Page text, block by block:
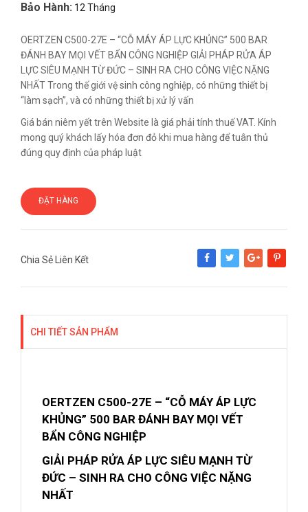
Bảo Hành: 12 Tháng
OERTZEN C500-27E – “CỖ MÁY ÁP LỰC KHỦNG” 500 BAR
ĐÁNH BAY MỌI VẾT BẨN CÔNG NGHIỆP GIẢI PHÁP RỬA ÁP
LỰC SIÊU MẠNH TỪ ĐỨC – SINH RA CHO CÔNG VIỆC NẶNG
NHẤT Trong thế giới vệ sinh công nghiệp, có những thiết bị
“làm sạch”, và có những thiết bị xử lý vấn
Giá bán niêm yết trên Website là giá phải tính thuế VAT. Kính
mong quý khách lấy hóa đơn đỏ khi mua hàng để tuân thủ
đúng quy định của pháp luật
ĐẶT HÀNG
Chia Sẻ Liên Kết
Share Tweet Google+Pinterest
CHI TIẾT SẢN PHẨM
OERTZEN C500-27E – “CỖ MÁY ÁP LỰC
KHỦNG” 500 BAR ĐÁNH BAY MỌI VẾT
BẨN CÔNG NGHIỆP
GIẢI PHÁP RỬA ÁP LỰC SIÊU MẠNH TỪ
ĐỨC – SINH RA CHO CÔNG VIỆC NẶNG
NHẤT